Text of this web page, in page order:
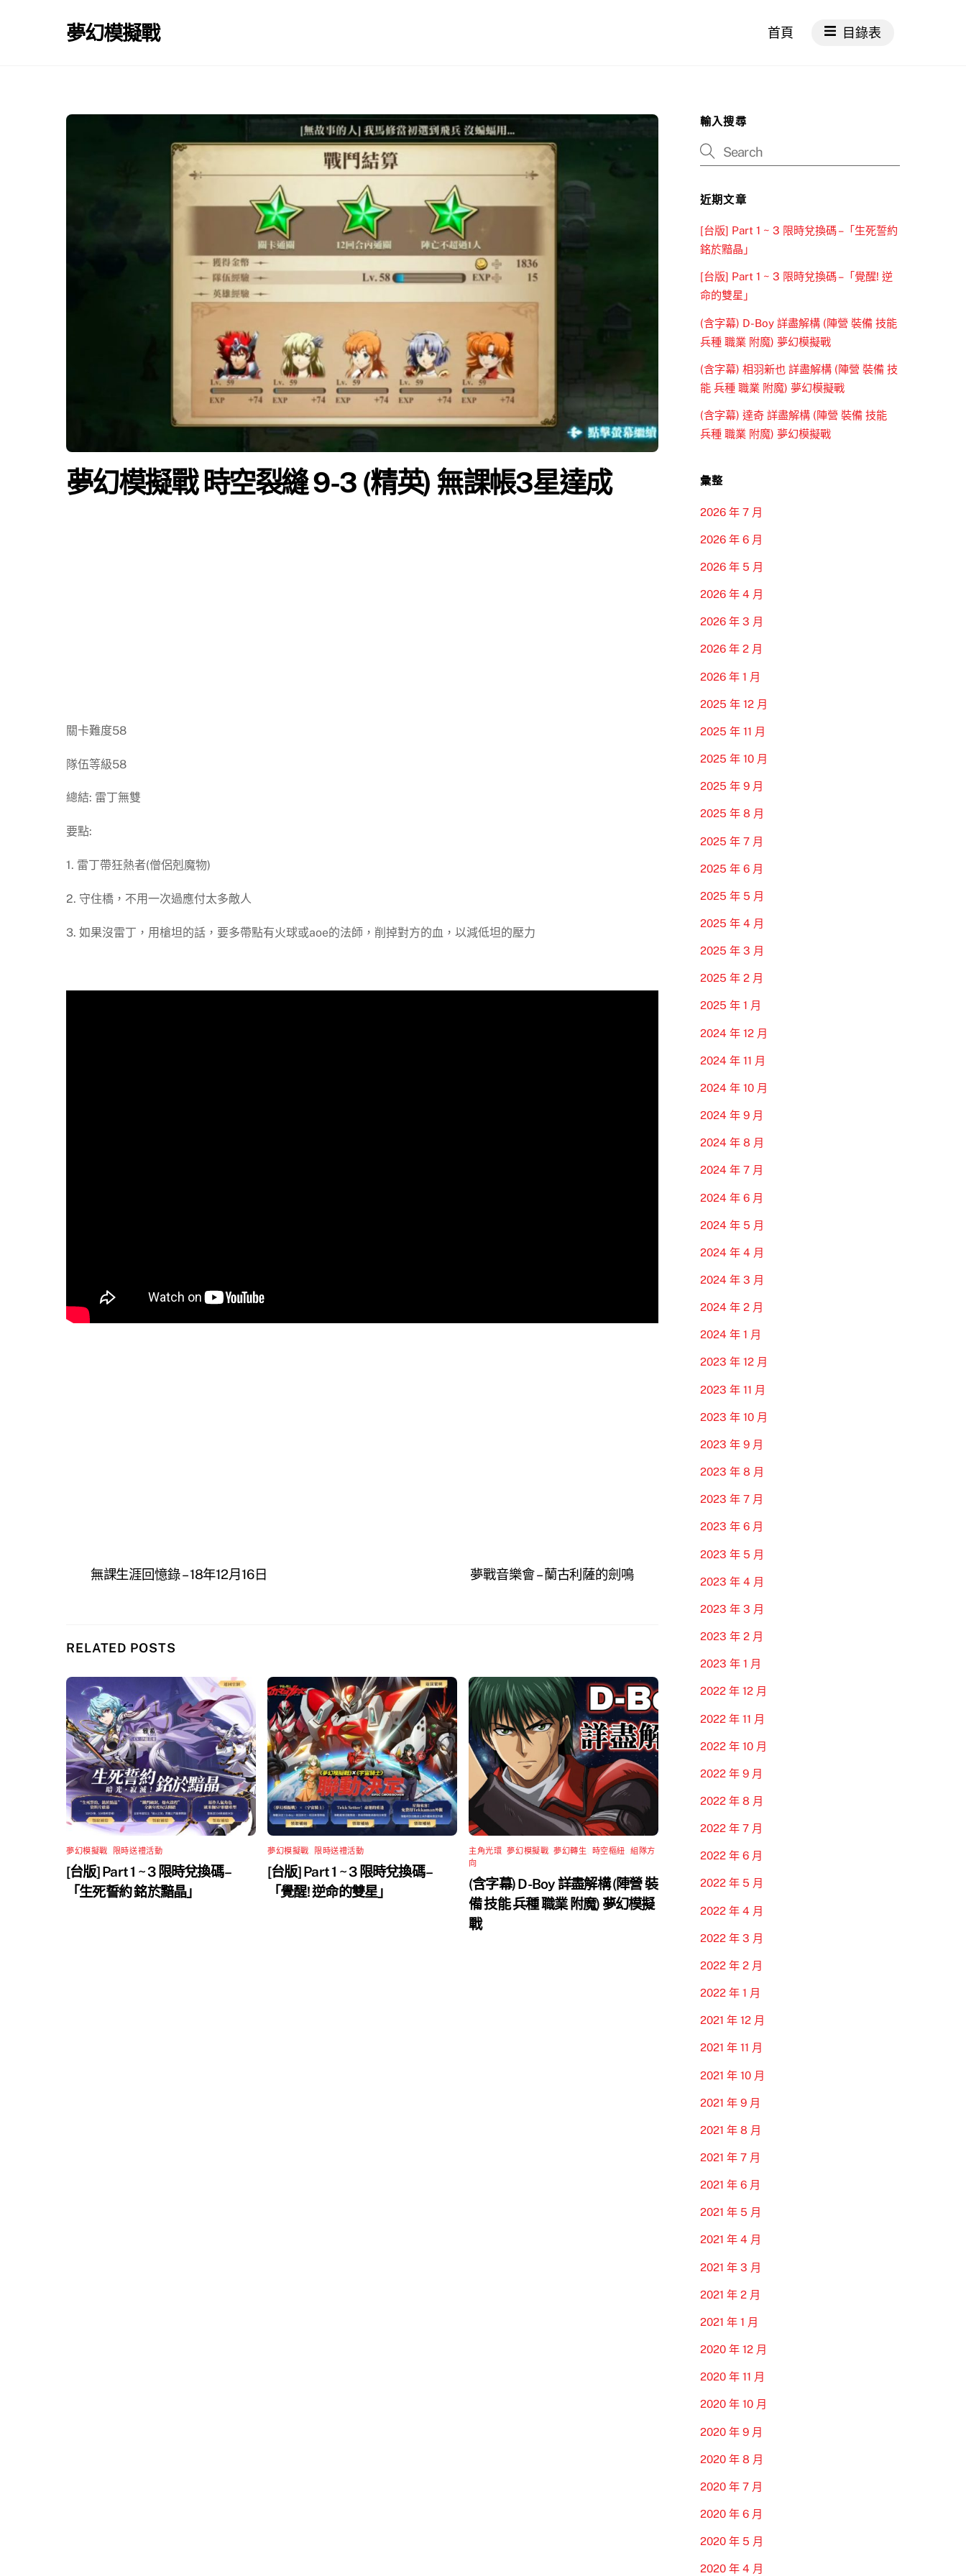
夢幻模擬戰 首頁 目錄表
夢幻模擬戰 時空裂縫 9-3 (精英) 無課帳3星達成
關卡難度58
隊伍等級58
總結: 雷丁無雙
要點:
1. 雷丁帶狂熱者(僧侶剋魔物)
2. 守住橋，不用一次過應付太多敵人
3. 如果沒雷丁，用槍坦的話，要多帶點有火球或aoe的法師，削掉對方的血，以減低坦的壓力
無課生涯回憶錄 – 18年12月16日 夢戰音樂會 – 蘭古利薩的劍鳴
RELATED POSTS
夢幻模擬戰 限時送禮活動
[台版] Part 1 ~ 3 限時兌換碼 –
「生死誓約 銘於黯晶」
夢幻模擬戰 限時送禮活動
[台版] Part 1 ~ 3 限時兌換碼 –
「覺醒! 逆命的雙星」
主角光環 ,夢幻模擬戰 ,夢幻轉生 時空樞紐 ,組隊方
向
(含字幕) D-Boy 詳盡解構 (陣營 裝
備 技能 兵種 職業 附魔) 夢幻模擬
戰
輸入搜尋
近期文章
[台版] Part 1 ~ 3 限時兌換碼 –「生死誓約
銘於黯晶」
[台版] Part 1 ~ 3 限時兌換碼 –「覺醒! 逆
命的雙星」
(含字幕) D-Boy 詳盡解構 (陣營 裝備 技能
兵種 職業 附魔) 夢幻模擬戰
(含字幕) 相羽新也 詳盡解構 (陣營 裝備 技
能 兵種 職業 附魔) 夢幻模擬戰
(含字幕) 達奇 詳盡解構 (陣營 裝備 技能
兵種 職業 附魔) 夢幻模擬戰
彙整
2026 年 7 月
2026 年 6 月
2026 年 5 月
2026 年 4 月
2026 年 3 月
2026 年 2 月
2026 年 1 月
2025 年 12 月
2025 年 11 月
2025 年 10 月
2025 年 9 月
2025 年 8 月
2025 年 7 月
2025 年 6 月
2025 年 5 月
2025 年 4 月
2025 年 3 月
2025 年 2 月
2025 年 1 月
2024 年 12 月
2024 年 11 月
2024 年 10 月
2024 年 9 月
2024 年 8 月
2024 年 7 月
2024 年 6 月
2024 年 5 月
2024 年 4 月
2024 年 3 月
2024 年 2 月
2024 年 1 月
2023 年 12 月
2023 年 11 月
2023 年 10 月
2023 年 9 月
2023 年 8 月
2023 年 7 月
2023 年 6 月
2023 年 5 月
2023 年 4 月
2023 年 3 月
2023 年 2 月
2023 年 1 月
2022 年 12 月
2022 年 11 月
2022 年 10 月
2022 年 9 月
2022 年 8 月
2022 年 7 月
2022 年 6 月
2022 年 5 月
2022 年 4 月
2022 年 3 月
2022 年 2 月
2022 年 1 月
2021 年 12 月
2021 年 11 月
2021 年 10 月
2021 年 9 月
2021 年 8 月
2021 年 7 月
2021 年 6 月
2021 年 5 月
2021 年 4 月
2021 年 3 月
2021 年 2 月
2021 年 1 月
2020 年 12 月
2020 年 11 月
2020 年 10 月
2020 年 9 月
2020 年 8 月
2020 年 7 月
2020 年 6 月
2020 年 5 月
2020 年 4 月